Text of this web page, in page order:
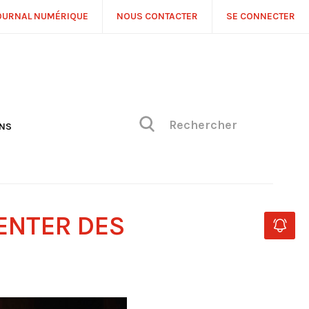
NUMÉRIQUE NOUS CONTACTER SE CONNECTER
DES